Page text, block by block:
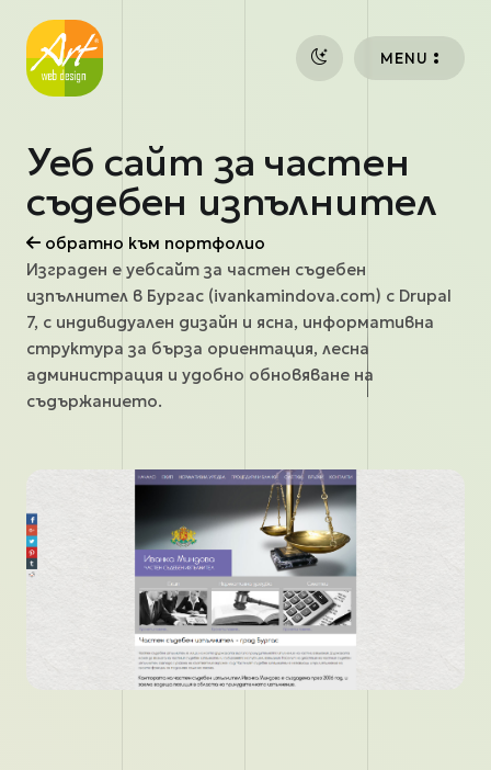
MENU
Уеб сайт за частен
съдебен изпълнител
обратно към портфолио
Изграден е уебсайт за частен съдебен
изпълнител в Бургас (ivankamindova.com) с Drupal
7, с индивидуален дизайн и ясна, информативна
структура за бърза ориентация, лесна
администрация и удобно обновяване на
съдържанието.